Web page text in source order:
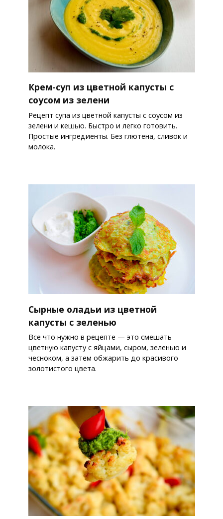
Крем-суп из цветной капусты с
соусом из зелени
Рецепт супа из цветной капусты с соусом из
зелени и кешью. Быстро и легко готовить.
Простые ингредиенты. Без глютена, сливок и
молока.
Сырные оладьи из цветной
капусты с зеленью
Все что нужно в рецепте — это смешать
цветную капусту с яйцами, сыром, зеленью и
чесноком, а затем обжарить до красивого
золотистого цвета.